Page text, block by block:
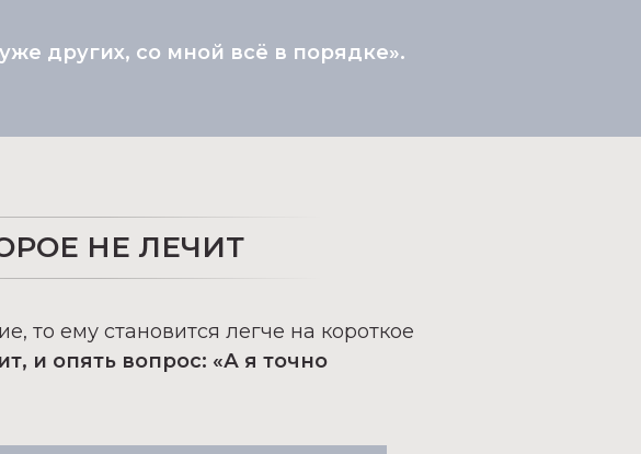
других, со мной всё в порядке».
НЕ ЛЕЧИТ
то ему становится легче на короткое
и опять вопрос: «А я точно